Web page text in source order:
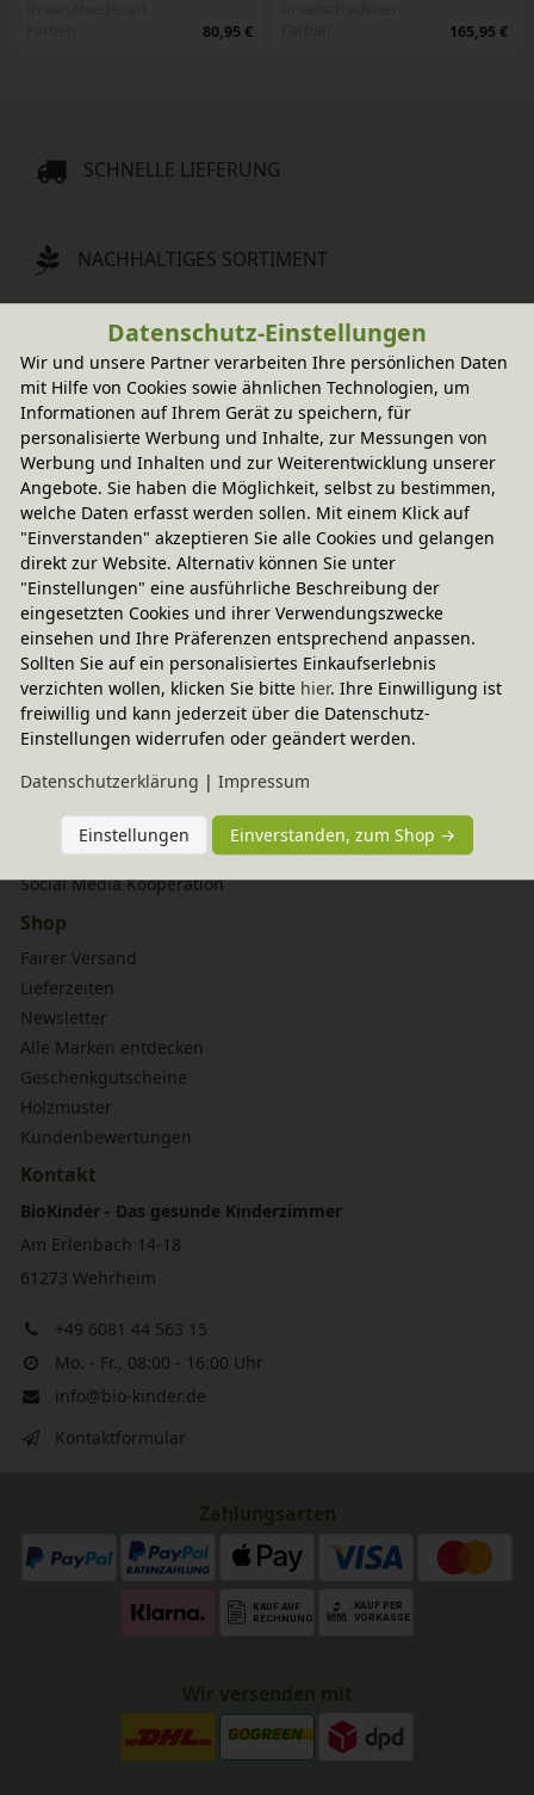
80,95 € 165,95 €
SCHNELLE LIEFERUNG
NACHHALTIGES SORTIMENT
LANGLEBIG & MITWACHSEND
SICHERE ZAHLUNG & ABWICKLUNG
Über BioKinder
Philosophie
BioKinder forstet auf
Bio-Erlenholz
Bio-Kiefernholz
Vom Baum zum Möbel
Natürliche Rohstoffe
bionikNaturmatratzen
Aufbauservice
Aufbauanleitungen
Möbelpflege
Social Media Kooperation
Shop
Fairer Versand
Lieferzeiten
Newsletter
Alle Marken entdecken
Geschenkgutscheine
Holzmuster
Kundenbewertungen
Kontakt
BioKinder - Das gesunde Kinderzimmer
Am Erlenbach 14-18
61273 Wehrheim
+49 6081 44 563 15
Mo. - Fr., 08:00 - 16:00 Uhr
info@bio-kinder.de
Kontaktformular
Zahlungsarten
Wir versenden mit
Datenschutz-Einstellungen
Wir und unsere Partner verarbeiten Ihre persönlichen Daten
mit Hilfe von Cookies sowie ähnlichen Technologien, um
Informationen auf Ihrem Gerät zu speichern, für
personalisierte Werbung und Inhalte, zur Messungen von
Werbung und Inhalten und zur Weiterentwicklung unserer
Angebote. Sie haben die Möglichkeit, selbst zu bestimmen,
welche Daten erfasst werden sollen. Mit einem Klick auf
"Einverstanden" akzeptieren Sie alle Cookies und gelangen
direkt zur Website. Alternativ können Sie unter
"Einstellungen" eine ausführliche Beschreibung der
eingesetzten Cookies und ihrer Verwendungszwecke
einsehen und Ihre Präferenzen entsprechend anpassen.
Sollten Sie auf ein personalisiertes Einkaufserlebnis
verzichten wollen, klicken Sie bitte hier. Ihre Einwilligung ist
freiwillig und kann jederzeit über die Datenschutz-
Einstellungen widerrufen oder geändert werden.
Daten­schutz­erklärung | Impressum
Einstellungen Einverstanden, zum Shop →